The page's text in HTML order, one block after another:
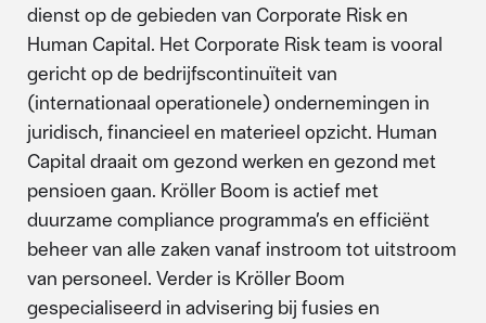
dienst op de gebieden van Corporate Risk en
Human Capital. Het Corporate Risk team is vooral
gericht op de bedrijfscontinuïteit van
(internationaal operationele) ondernemingen in
juridisch, financieel en materieel opzicht. Human
Capital draait om gezond werken en gezond met
pensioen gaan. Kröller Boom is actief met
duurzame compliance programma’s en efficiënt
beheer van alle zaken vanaf instroom tot uitstroom
van personeel. Verder is Kröller Boom
gespecialiseerd in advisering bij fusies en